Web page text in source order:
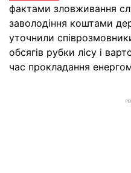
фактами зловживання
заволодіння коштами
уточнили
обсягів рубки лісу і
час прокладання